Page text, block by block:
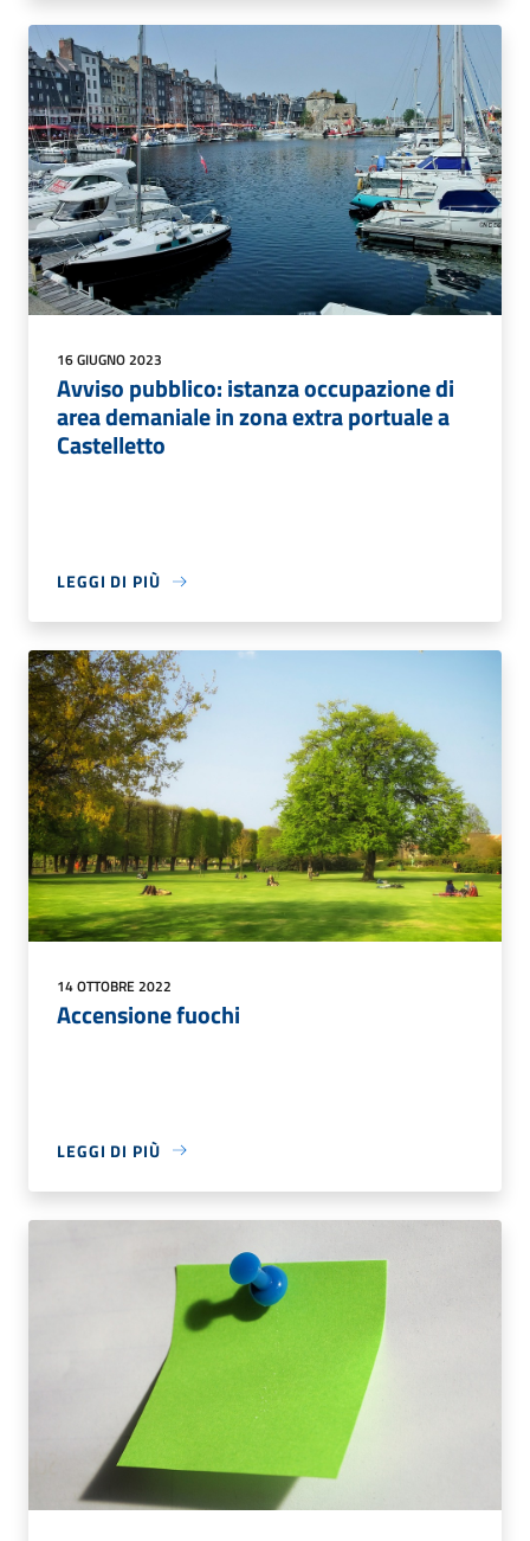
16 GIUGNO 2023
Avviso pubblico: istanza occupazione di
area demaniale in zona extra portuale a
Castelletto
LEGGI DI PIÙ
14 OTTOBRE 2022
Accensione fuochi
LEGGI DI PIÙ